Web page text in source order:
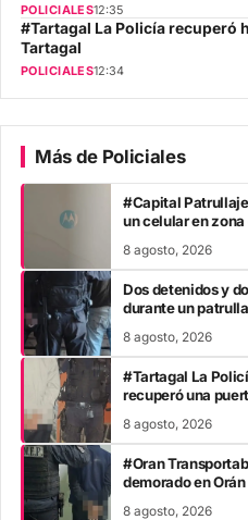
POLICIALES12:35
#Tartagal La Policía recuperó
Tartagal
POLICIALES12:34
Más de Policiales
#Capital
un celular en
8 agosto, 2026
Dos detenidos y
durante un
8 agosto, 2026
#Tartagal La
recuperó una
8 agosto, 2026
#Oran
demorado en Orán
8 agosto, 2026